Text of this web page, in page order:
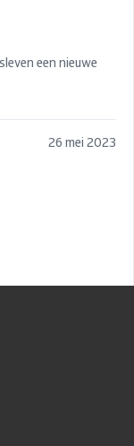
een nieuwe
26 mei 2023